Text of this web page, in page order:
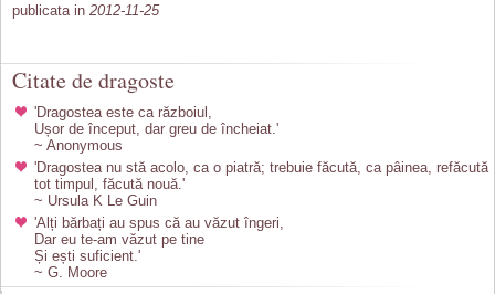
publicata in 2012-11-25
Citate de dragoste
'Dragostea este ca războiul,
Ușor de început, dar greu de încheiat.'
~ Anonymous
'Dragostea nu stă acolo, ca o piatră; trebuie făcută, ca pâinea, refăcută
tot timpul, făcută nouă.'
~ Ursula K Le Guin
'Alți bărbați au spus că au văzut îngeri,
Dar eu te-am văzut pe tine
Și ești suficient.'
~ G. Moore